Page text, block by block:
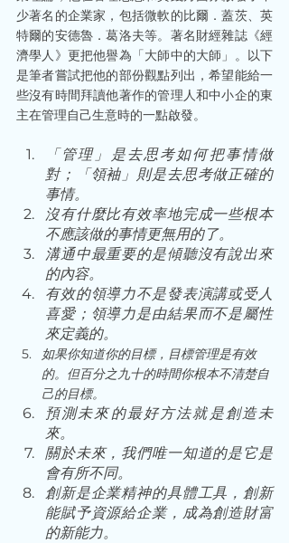
少著名的企業家，包括微軟的比爾．蓋茨、英
特爾的安德魯．葛洛夫等。著名財經雜誌《經
濟學人》更把他譽為「大師中的大師」。以下
是筆者嘗試把他的部份觀點列出，希望能給一
些沒有時間拜讀他著作的管理人和中小企的東
主在管理自己生意時的一點啟發。
「管理」是去思考如何把事情做
對；「領袖」則是去思考做正確的
事情。
沒有什麼比有效率地完成一些根本
不應該做的事情更無用的了。
溝通中最重要的是傾聽沒有說出來
的內容。
有效的領導力不是發表演講或受人
喜愛；領導力是由結果而不是屬性
來定義的。
如果你知道你的目標，目標管理是有效
的。但百分之九十的時間你根本不清楚自
己的目標。
預測未來的最好方法就是創造未
來。
關於未來，我們唯一知道的是它是
會有所不同。
創新是企業精神的具體工具，創新
能賦予資源給企業，成為創造財富
的新能力。